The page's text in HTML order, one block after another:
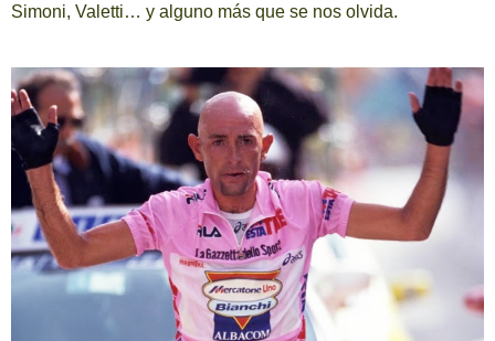
Simoni, Valetti… y alguno más que se nos olvida.